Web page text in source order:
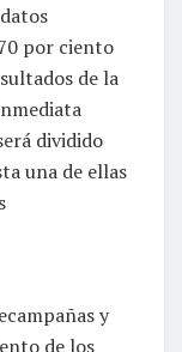
por ciento
de la
dividido
una de ellas
y
de los